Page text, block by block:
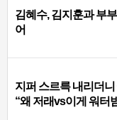
김혜수, 김지훈과 부
어
지퍼 스르륵 내리더
“왜 저래vs이게 워터